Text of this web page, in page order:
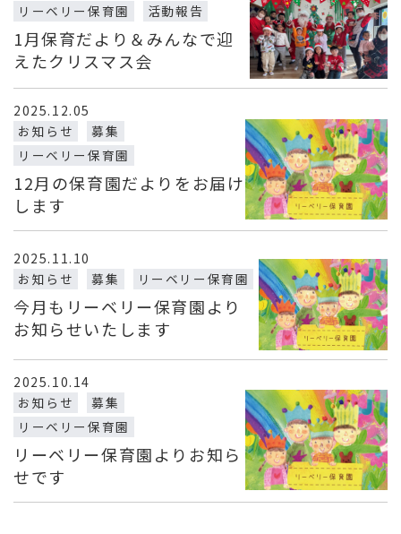
リーベリー保育園
活動報告
1月保育だより＆みんなで迎
えたクリスマス会
2025.12.05
お知らせ
募集
リーベリー保育園
12月の保育園だよりをお届け
します
2025.11.10
お知らせ
募集 リーベリー保育園
今月もリーベリー保育園より
お知らせいたします
2025.10.14
お知らせ
募集
リーベリー保育園
リーベリー保育園よりお知ら
せです